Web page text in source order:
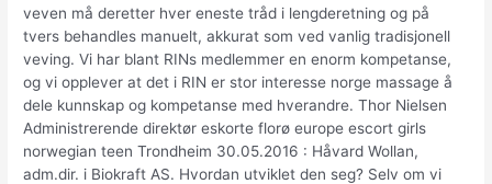
veven må deretter hver eneste tråd i lengderetning og på
tvers behandles manuelt, akkurat som ved vanlig tradisjonell
veving. Vi har blant RINs medlemmer en enorm kompetanse,
og vi opplever at det i RIN er stor interesse norge massage å
dele kunnskap og kompetanse med hverandre. Thor Nielsen
Administrerende direktør eskorte florø europe escort girls
norwegian teen Trondheim 30.05.2016 : Håvard Wollan,
adm.dir. i Biokraft AS. Hvordan utviklet den seg? Selv om vi